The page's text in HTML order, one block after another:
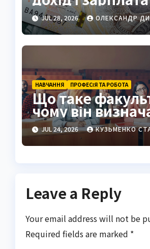
зайвого
JUL 28, 2026 ОЛЕКСАНДР
НАВЧАННЯ ПРОФЕСІЯ ТА РОБОТА
Що таке
чому він
майбутнє
JUL 24, 2026 КУЗЬМЕНКО
Leave a Reply
Your email address will not be
Required fields are marked *